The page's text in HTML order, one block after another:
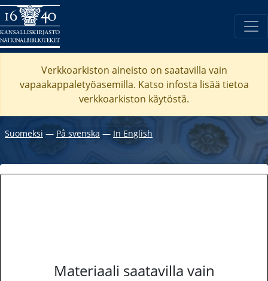
Verkkoarkiston aineisto on saatavilla vain
vapaakappaletyöasemilla. Katso infosta lisää tietoa
verkkoarkiston käytöstä.
Suomeksi ― På svenska ― In English
Materiaali saatavilla vain